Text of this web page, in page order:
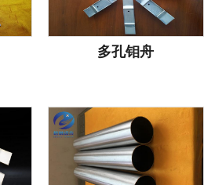
多孔钼舟